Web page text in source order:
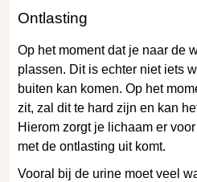
Ontlasting
Op het moment dat je naar de
plassen. Dit is echter niet iets
buiten kan komen. Op het
zit, zal dit te hard zijn en kan
Hierom zorgt je lichaam er
met de ontlasting uit komt.
Vooral bij de urine moet veel